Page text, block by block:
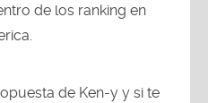
de los ranking en
de Ken-y y si te